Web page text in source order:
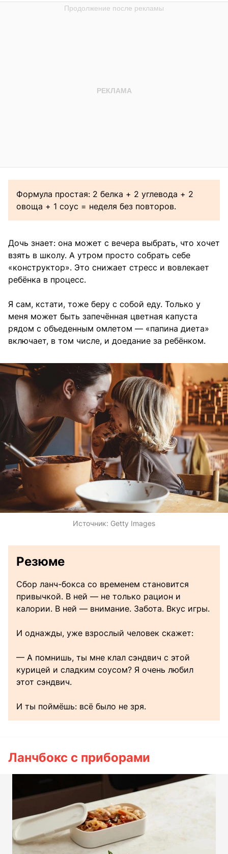
Формула простая: 2 белка + 2 углевода + 2
овоща + 1 соус = неделя без повторов.
Дочь знает: она может с вечера выбрать, что хочет
взять в школу. А утром просто собрать себе
«конструктор». Это снижает стресс и вовлекает
ребёнка в процесс.
Я сам, кстати, тоже беру с собой еду. Только у
меня может быть запечённая цветная капуста
рядом с объеденным омлетом — «папина диета»
включает, в том числе, и доедание за ребёнком.
Источник: Getty Images
Резюме
Сбор ланч-бокса со временем становится
привычкой. В ней — не только рацион и
калории. В ней — внимание. Забота. Вкус игры.
И однажды, уже взрослый человек скажет:
— А помнишь, ты мне клал сэндвич с этой
курицей и сладким соусом? Я очень любил
этот сэндвич.
И ты поймёшь: всё было не зря.
Ланчбокс с приборами